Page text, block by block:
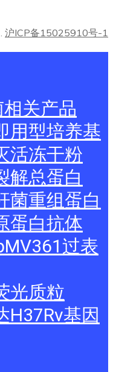
沪ICP备15025910号-1
关产品
用型培养基
活冻干粉
解总蛋白
菌重组蛋白
蛋白抗体
过表
光质粒
H37Rv基因